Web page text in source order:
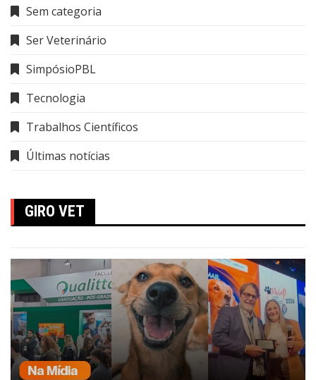
Sem categoria
Ser Veterinário
SimpósioPBL
Tecnologia
Trabalhos Científicos
Últimas notícias
GIRO VET